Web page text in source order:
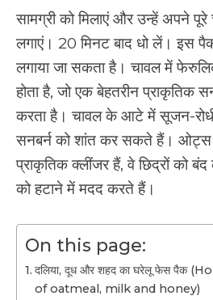
सामग्री को मिलाएं और उन्हें अपने
लगाएं। 20 मिनट बाद धो लें। इस
लगाया जा सकता है। चावल में
होता है, जो एक बेहतरीन प्राकृतिक
करता है। चावल के आटे में सूजन-
सनबर्न को शांत कर सकते हैं। ओट्स
प्राकृतिक क्लींजर हैं, वे छिद्रों को
को हटाने में मदद करते हैं।
On this page:
दलिया, दूध और शहद का घरेलू फेस पैक
of oatmeal, milk and honey)